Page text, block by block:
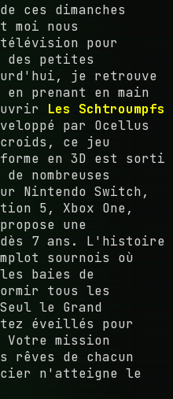
ces dimanches
moi nous
pour
des petites
je retrouve
en prenant en main
Les Schtroumpfs
par Ocellus
ce jeu
en 3D est sorti
nombreuses
Nintendo Switch,
5, Xbox One,
une
dès 7 ans. L'histoire
sournois où
les baies de
tous les
le Grand
éveillés pour
Votre mission
rêves de chacun
n'atteigne le